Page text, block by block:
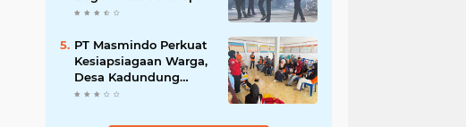
API
PT Masmindo Perkuat
Kesiapsiagaan Warga,
Desa Kadundung
Resmi Menjadi Desa